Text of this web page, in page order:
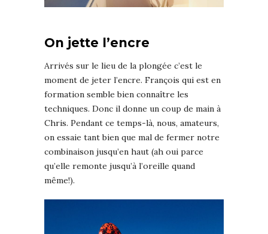
On jette l’encre
Arrivés sur le lieu de la plongée c’est le
moment de jeter l’encre. François qui est en
formation semble bien connaître les
techniques. Donc il donne un coup de main à
Chris. Pendant ce temps-là, nous, amateurs,
on essaie tant bien que mal de fermer notre
combinaison jusqu’en haut (ah oui parce
qu’elle remonte jusqu’à l’oreille quand
même!).